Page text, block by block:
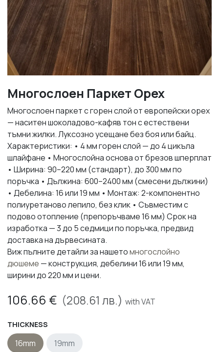
Многослоен Паркет Орех
Многослоен паркет с горен слой от европейски орех
— наситен шоколадово-кафяв тон с естествени
тъмни жилки. Луксозно усещане без боя или байц.
Характеристики: • 4 мм горен слой — до 4 цикъла
шлайфане • Многослойна основа от брезов шперплат
• Ширина: 90–220 мм (стандарт), до 300 мм по
поръчка • Дължина: 600–2400 мм (смесени дължини)
• Дебелина: 16 или 19 мм • Монтаж: 2-компонентно
полиуретаново лепило, без клик • Съвместим с
подово отопление (препоръчваме 16 мм) Срок на
изработка — 3 до 5 седмици по поръчка, предвид
доставка на дървесината.
Виж пълните детайли за нашетомногослойно
дюшеме — конструкция, дебелини 16 или 19 мм,
ширини до 220 мм и цени.
106.66 € (208.61 лв.) with VAT
THICKNESS
16mm 19mm